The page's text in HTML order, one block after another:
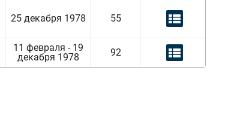
25 декабря 1978 55
11 февраля - 19
декабря 1978
92